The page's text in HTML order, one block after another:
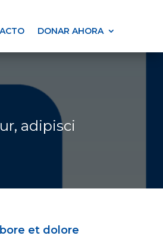
DONAR AHORA
adipisci
et dolore